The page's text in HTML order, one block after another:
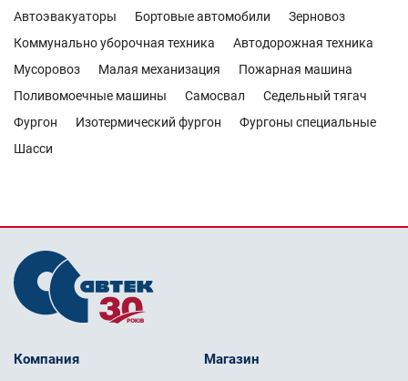
Автоэвакуаторы
Бортовые автомобили
Зерновоз
Коммунально уборочная техника
Автодорожная техника
Мусоровоз
Малая механизация
Пожарная машина
Поливомоечные машины
Самосвал
Седельный тягач
Фургон
Изотермический фургон
Фургоны специальные
Шасси
Компания Магазин